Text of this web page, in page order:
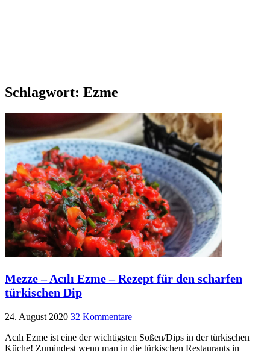
Schlagwort: Ezme
Mezze – Acılı Ezme – Rezept für den scharfen
türkischen Dip
24. August 2020 32 Kommentare
Acılı Ezme ist eine der wichtigsten Soßen/Dips in der türkischen
Küche! Zumindest wenn man in die türkischen Restaurants in